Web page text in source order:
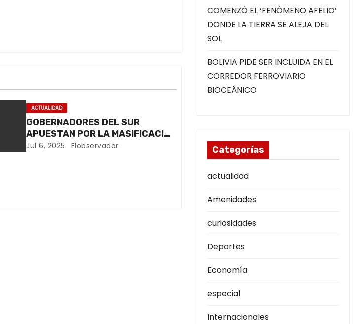
ACTUALIDAD
GOBERNADORES DEL SUR
APUESTAN POR LA MASIFICACIÓN
DEL GAS
Jul 6, 2025 Elobservador
COMENZÓ EL ‘FENÓMENO AFELIO’
DONDE LA TIERRA SE ALEJA DEL
SOL
BOLIVIA PIDE SER INCLUIDA EN EL
CORREDOR FERROVIARIO
BIOCEÁNICO
Categorías
actualidad
Amenidades
curiosidades
Deportes
Economía
especial
Internacionales